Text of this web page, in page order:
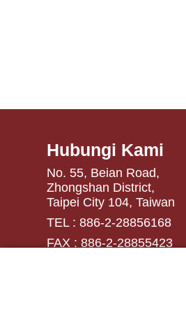
Hubungi Kami
No. 55, Beian Road,
Zhongshan District,
Taipei City 104, Taiwan
TEL : 886-2-28856168
FAX : 886-2-28855423